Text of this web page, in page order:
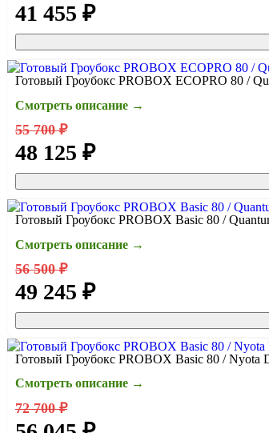
41 455 ₽
Готовый Гроубокс PROBOX ECOPRO 80 /
Смотреть описание →
55 700 ₽
48 125 ₽
Готовый Гроубокс PROBOX Basic 80 /
Смотреть описание →
56 500 ₽
49 245 ₽
Готовый Гроубокс PROBOX Basic 80 /
Смотреть описание →
72 700 ₽